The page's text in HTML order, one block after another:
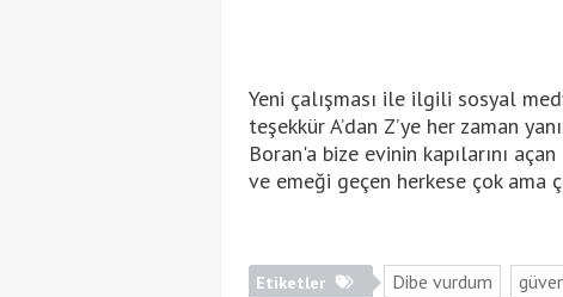
Yeni çalışması ile ilgili sosyal
teşekkür A’dan Z’ye her zaman
Boran'a bize evinin kapılarını
ve emeği geçen herkese çok ama
Etiketler Dibe vurdum